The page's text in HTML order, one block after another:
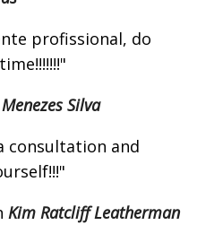
profissional, do
Silva
consultation and
Kim Ratcliff Leatherman